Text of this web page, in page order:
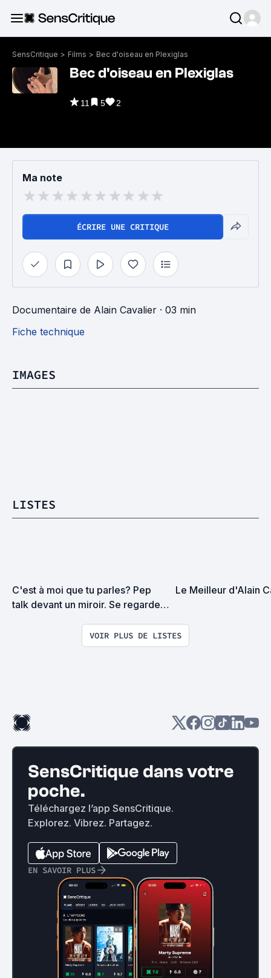
SensCritique > Films > Bec d'oiseau en Plexiglas
Bec d'oiseau en Plexiglas
11 5 2
Ma note
ÉCRIRE UNE CRITIQUE
Documentaire de Alain Cavalier · 03 min
Fiche technique
IMAGES
LISTES
C'est à moi que tu parles? Pep
talk devant un miroir. Se regarde
Le Meilleur d'Alain
VOIR PLUS DE LISTES
SensCritique dans votre
poche.
Téléchargez l’app SensCritique.
Explorez. Vibrez. Partagez.
EN SAVOIR PLUS